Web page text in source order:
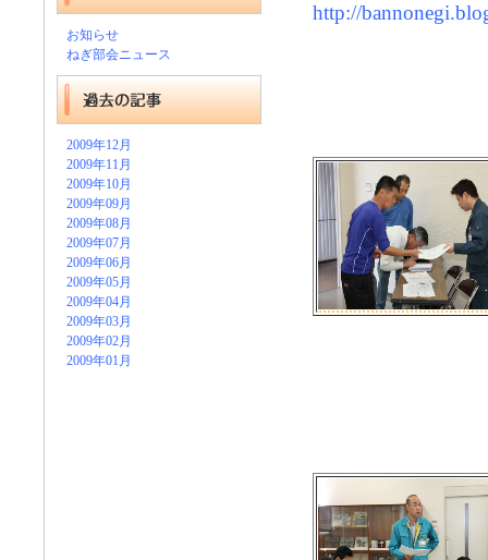
お知らせ
ねぎ部会ニュース
2009年12月
2009年11月
2009年10月
2009年09月
2009年08月
2009年07月
2009年06月
2009年05月
2009年04月
2009年03月
2009年02月
2009年01月
http://